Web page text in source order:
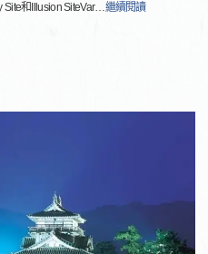
和Illusion SiteVar…繼續閱讀